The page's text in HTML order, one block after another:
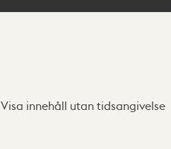
Visa innehåll utan tidsangivelse